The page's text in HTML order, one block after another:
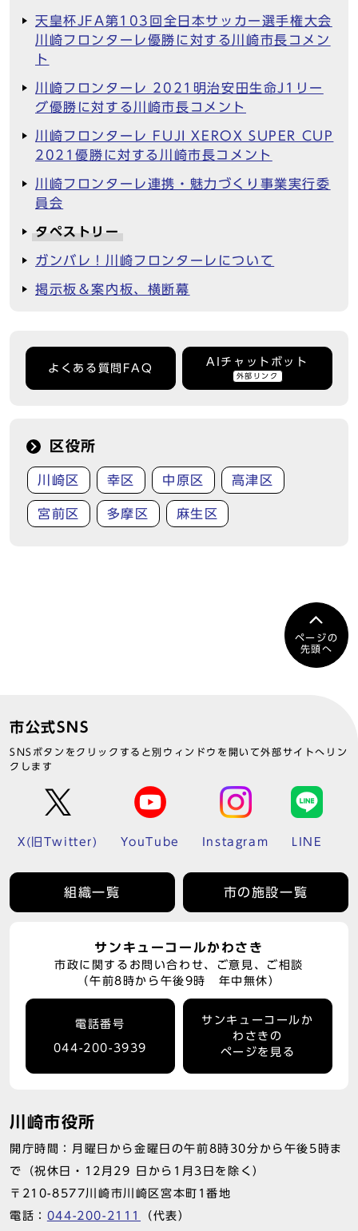
天皇杯JFA第103回全日本サッカー選手権大会
川崎フロンターレ優勝に対する川崎市長コメン
ト
川崎フロンターレ 2021明治安田生命J1リー
グ優勝に対する川崎市長コメント
川崎フロンターレ FUJI XEROX SUPER CUP
2021優勝に対する川崎市長コメント
川崎フロンターレ連携・魅力づくり事業実行委
員会
タペストリー
ガンバレ！川崎フロンターレについて
掲示板＆案内板、横断幕
よくある質問FAQ
AIチャットボット
外部リンク
区役所
川崎区 幸区 中原区 高津区
宮前区 多摩区 麻生区
ページの
先頭へ
市公式SNS
SNSボタンをクリックすると別ウィンドウを開いて外部サイトへリン
クします
X(旧Twitter) YouTube Instagram LINE
組織一覧 市の施設一覧
サンキューコールかわさき
市政に関するお問い合わせ、ご意見、ご相談
（午前8時から午後9時 年中無休）
電話番号
044-200-3939
サンキューコールか
わさきの
ページを見る
川崎市役所
開庁時間：月曜日から金曜日の午前8時30分から午後5時ま
で（祝休日・12月29 日から1月3日を除く）
〒210-8577川崎市川崎区宮本町1番地
電話： 044-200-2111 （代表）